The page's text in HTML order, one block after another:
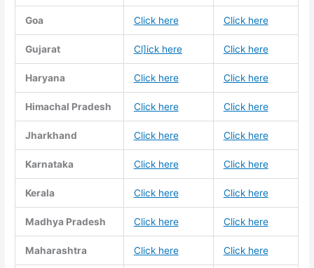
Goa Click here Click here
Gujarat Cl]ick here Click here
Haryana Click here Click here
Himachal Pradesh Click here Click here
Jharkhand Click here Click here
Karnataka Click here Click here
Kerala Click here Click here
Madhya Pradesh Click here Click here
Maharashtra Click here Click here